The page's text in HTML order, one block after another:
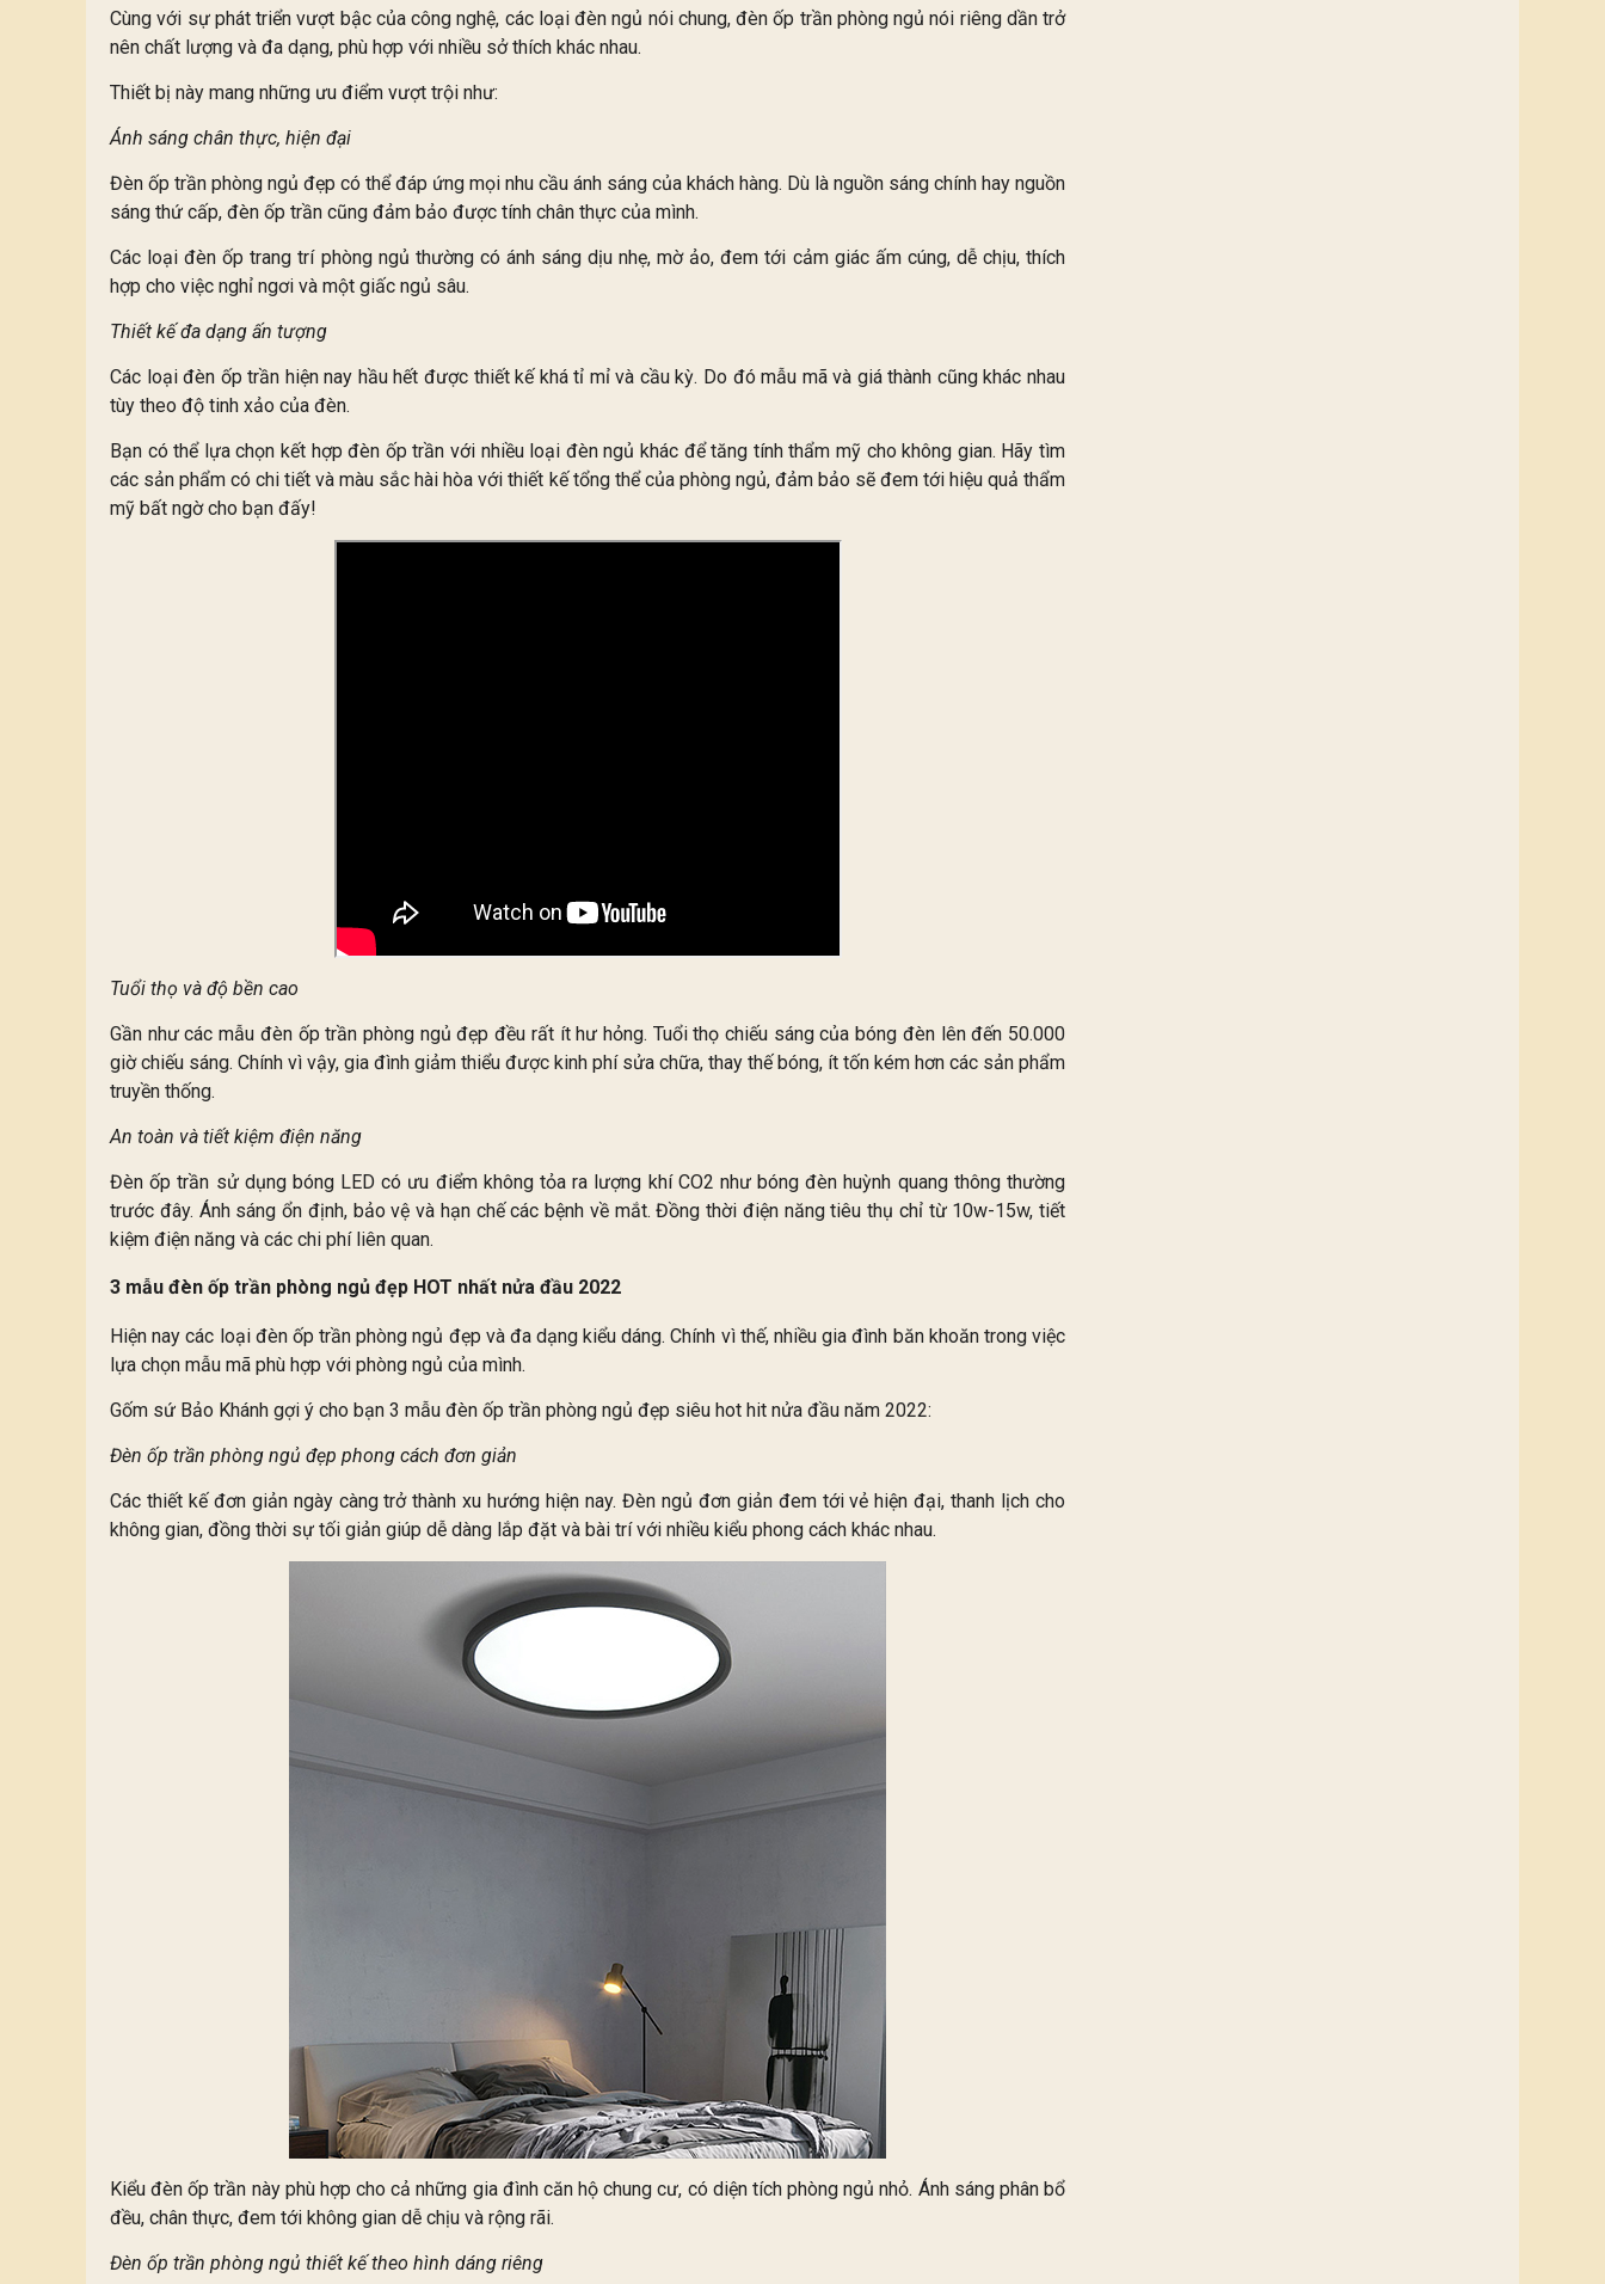
Cùng với sự phát triển vượt bậc của công nghệ, các loại đèn ngủ nói chung, đèn ốp trần phòng ngủ nói riêng dần trở
nên chất lượng và đa dạng, phù hợp với nhiều sở thích khác nhau.
Thiết bị này mang những ưu điểm vượt trội như:
Ánh sáng chân thực, hiện đại
Đèn ốp trần phòng ngủ đẹp có thể đáp ứng mọi nhu cầu ánh sáng của khách hàng. Dù là nguồn sáng chính hay nguồn
sáng thứ cấp, đèn ốp trần cũng đảm bảo được tính chân thực của mình.
Các loại đèn ốp trang trí phòng ngủ thường có ánh sáng dịu nhẹ, mờ ảo, đem tới cảm giác ấm cúng, dễ chịu, thích
hợp cho việc nghỉ ngơi và một giấc ngủ sâu.
Thiết kế đa dạng ấn tượng
Các loại đèn ốp trần hiện nay hầu hết được thiết kế khá tỉ mỉ và cầu kỳ. Do đó mẫu mã và giá thành cũng khác nhau
tùy theo độ tinh xảo của đèn.
Bạn có thể lựa chọn kết hợp đèn ốp trần với nhiều loại đèn ngủ khác để tăng tính thẩm mỹ cho không gian. Hãy tìm
các sản phẩm có chi tiết và màu sắc hài hòa với thiết kế tổng thể của phòng ngủ, đảm bảo sẽ đem tới hiệu quả thẩm
mỹ bất ngờ cho bạn đấy!
Tuổi thọ và độ bền cao
Gần như các mẫu đèn ốp trần phòng ngủ đẹp đều rất ít hư hỏng. Tuổi thọ chiếu sáng của bóng đèn lên đến 50.000
giờ chiếu sáng. Chính vì vậy, gia đình giảm thiểu được kinh phí sửa chữa, thay thế bóng, ít tốn kém hơn các sản phẩm
truyền thống.
An toàn và tiết kiệm điện năng
Đèn ốp trần sử dụng bóng LED có ưu điểm không tỏa ra lượng khí CO2 như bóng đèn huỳnh quang thông thường
trước đây. Ánh sáng ổn định, bảo vệ và hạn chế các bệnh về mắt. Đồng thời điện năng tiêu thụ chỉ từ 10w-15w, tiết
kiệm điện năng và các chi phí liên quan.
3 mẫu đèn ốp trần phòng ngủ đẹp HOT nhất nửa đầu 2022
Hiện nay các loại đèn ốp trần phòng ngủ đẹp và đa dạng kiểu dáng. Chính vì thế, nhiều gia đình băn khoăn trong việc
lựa chọn mẫu mã phù hợp với phòng ngủ của mình.
Gốm sứ Bảo Khánh gợi ý cho bạn 3 mẫu đèn ốp trần phòng ngủ đẹp siêu hot hit nửa đầu năm 2022:
Đèn ốp trần phòng ngủ đẹp phong cách đơn giản
Các thiết kế đơn giản ngày càng trở thành xu hướng hiện nay. Đèn ngủ đơn giản đem tới vẻ hiện đại, thanh lịch cho
không gian, đồng thời sự tối giản giúp dễ dàng lắp đặt và bài trí với nhiều kiểu phong cách khác nhau.
Kiểu đèn ốp trần này phù hợp cho cả những gia đình căn hộ chung cư, có diện tích phòng ngủ nhỏ. Ánh sáng phân bổ
đều, chân thực, đem tới không gian dễ chịu và rộng rãi.
Đèn ốp trần phòng ngủ thiết kế theo hình dáng riêng